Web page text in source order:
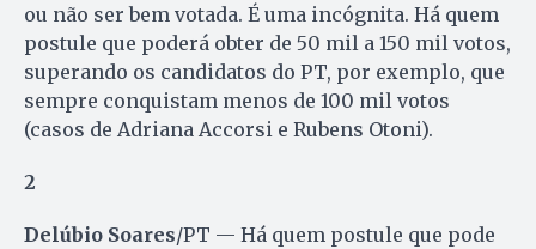
ou não ser bem votada. É uma incógnita. Há quem
postule que poderá obter de 50 mil a 150 mil votos,
superando os candidatos do PT, por exemplo, que
sempre conquistam menos de 100 mil votos
(casos de Adriana Accorsi e Rubens Otoni).
2
Delúbio Soares/PT — Há quem postule que pode